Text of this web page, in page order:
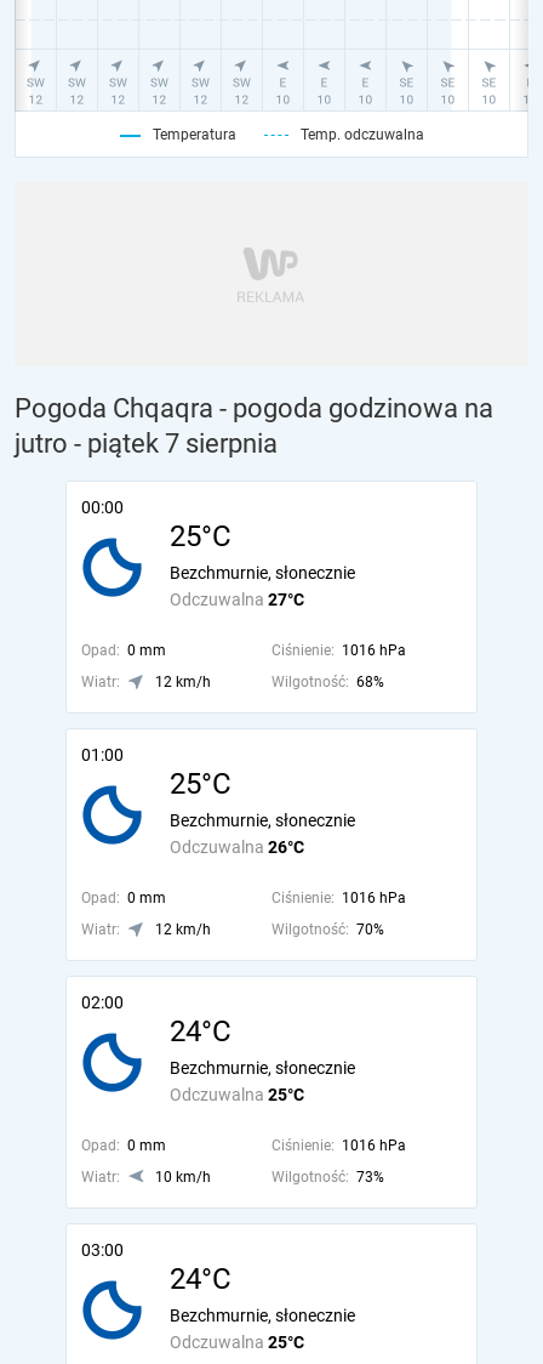
Temperatura Temp. odczuwalna
Pogoda Chqaqra - pogoda godzinowa na
jutro - piątek 7 sierpnia
00:00
25°C
Odczuwalna 27°C
Bezchmurnie, słonecznie
Opad: 0 mm Ciśnienie: 1016 hPa
Wiatr:
12 km/h Wilgotność: 68%
01:00
25°C
Odczuwalna 26°C
Bezchmurnie, słonecznie
Opad: 0 mm Ciśnienie: 1016 hPa
Wiatr:
12 km/h Wilgotność: 70%
02:00
24°C
Odczuwalna 25°C
Bezchmurnie, słonecznie
Opad: 0 mm Ciśnienie: 1016 hPa
Wiatr:
10 km/h Wilgotność: 73%
03:00
24°C
Odczuwalna 25°C
Bezchmurnie, słonecznie